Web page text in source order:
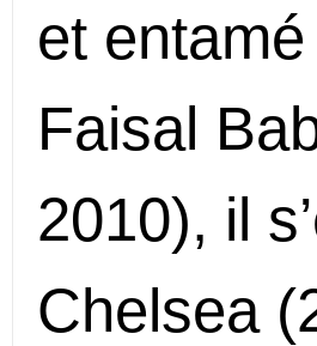
et
Faisal
2010), il
Chelsea